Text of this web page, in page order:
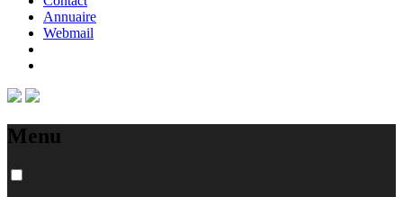
Annuaire
Webmail
Menu